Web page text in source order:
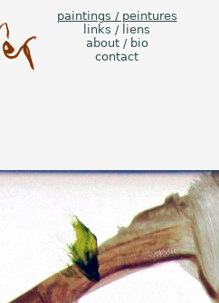
paintings / peintures
links / liens
about / bio
contact